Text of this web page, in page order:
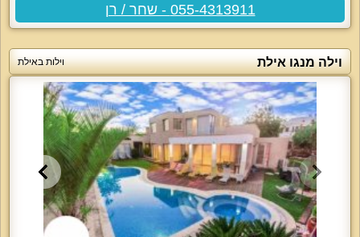
055-4313911 - שחר / רן
וילה מנגו אילת וילות באילת